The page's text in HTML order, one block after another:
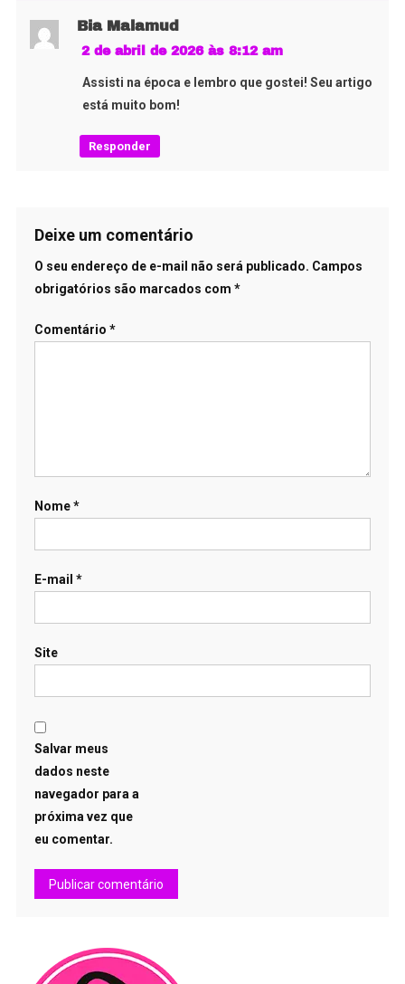
Bia Malamud
2 de abril de 2026 às 8:12 am
Assisti na época e lembro que gostei! Seu artigo
está muito bom!
Responder
Deixe um comentário
O seu endereço de e-mail não será publicado. Campos
obrigatórios são marcados com *
Comentário *
Nome*
E-mail *
Site
Salvar meus
dados neste
navegador para a
próxima vez que
eu comentar.